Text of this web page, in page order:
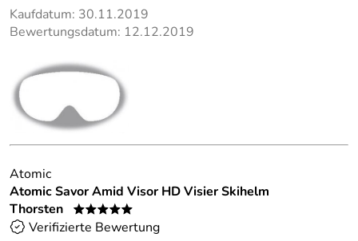
Kaufdatum: 30.11.2019
Bewertungsdatum: 12.12.2019
Atomic
Atomic Savor Amid Visor HD Visier Skihelm
Thorsten
*****
Verifizierte Bewertung